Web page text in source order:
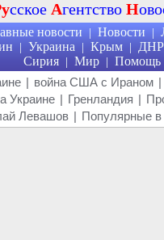
сское Агентство Н
новости | Новости |
| Украина | Крым | ДНР
Сирия | Мир | Помощь
| война США с Ираном |
Украине | Гренландия |
Левашов | Популярные в